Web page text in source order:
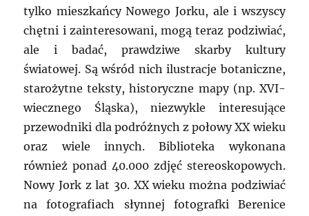
tylko mieszkańcy Nowego Jorku, ale i wszyscy
chętni i zainteresowani, mogą teraz podziwiać,
ale i badać, prawdziwe skarby kultury
światowej. Są wśród nich ilustracje botaniczne,
starożytne teksty, historyczne mapy (np. XVI-
wiecznego Śląska), niezwykle interesujące
przewodniki dla podróżnych z połowy XX wieku
oraz wiele innych. Biblioteka wykonana
również ponad 40.000 zdjęć stereoskopowych.
Nowy Jork z lat 30. XX wieku można podziwiać
na fotografiach słynnej fotografki Berenice